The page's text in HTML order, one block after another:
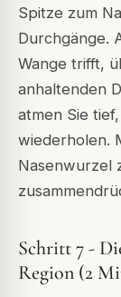
Spitze zum
Durchgänge.
Wange trifft,
anhaltenden
atmen Sie
wiederholen.
Nasenwurzel
Schritt 7 -
Region (2